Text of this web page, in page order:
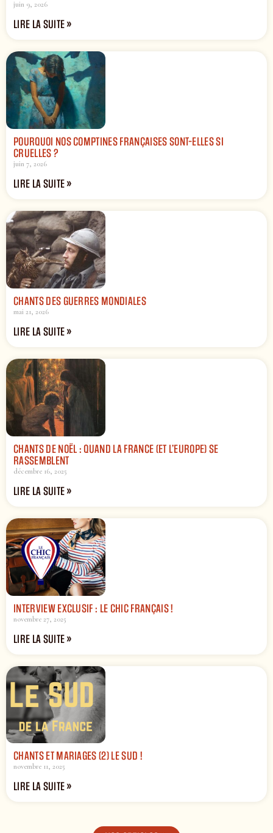
juin 9, 2026
LIRE LA SUITE »
POURQUOI NOS COMPTINES FRANÇAISES SONT-ELLES SI
CRUELLES ?
juin 7, 2026
LIRE LA SUITE »
CHANTS DES GUERRES MONDIALES
mai 21, 2026
LIRE LA SUITE »
CHANTS DE NOËL : QUAND LA FRANCE (ET L’EUROPE) SE
RASSEMBLENT
décembre 16, 2025
LIRE LA SUITE »
INTERVIEW EXCLUSIF : LE CHIC FRANÇAIS !
novembre 27, 2025
LIRE LA SUITE »
CHANTS ET MARIAGES (2) LE SUD !
novembre 11, 2025
LIRE LA SUITE »